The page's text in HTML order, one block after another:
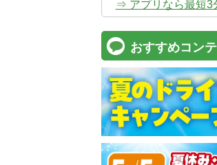
⇒ アプリなら最短3
おすすめコン